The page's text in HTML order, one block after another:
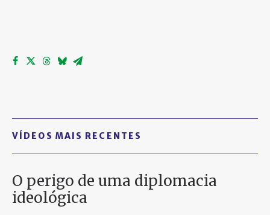
VÍDEOS MAIS RECENTES
O perigo de uma diplomacia
ideológica